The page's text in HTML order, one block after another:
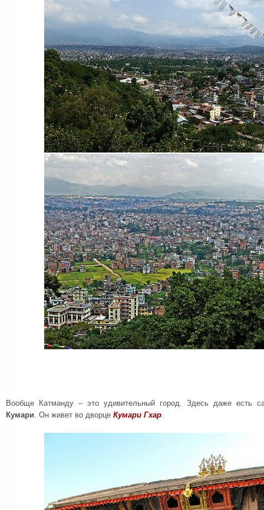
Вообще Катманду – это удивительный город. Здесь даже есть
Кумари. Он живет во дворце Кумари Гхар.